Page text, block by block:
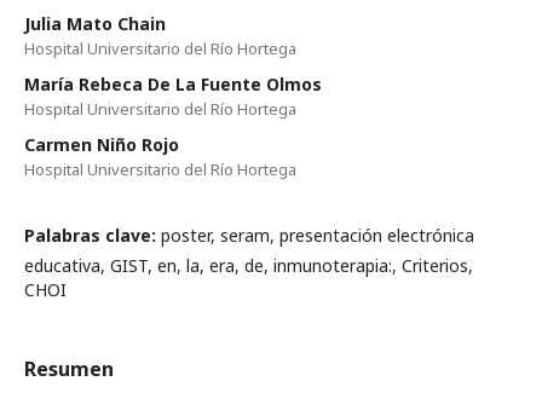
Julia Mato Chain
Hospital Universitario del Río Hortega
María Rebeca De La Fuente Olmos
Hospital Universitario del Río Hortega
Carmen Niño Rojo
Hospital Universitario del Río Hortega
Palabras clave: poster, seram, presentación electrónica
educativa, GIST, en, la, era, de, inmunoterapia:, Criterios,
CHOI
Resumen